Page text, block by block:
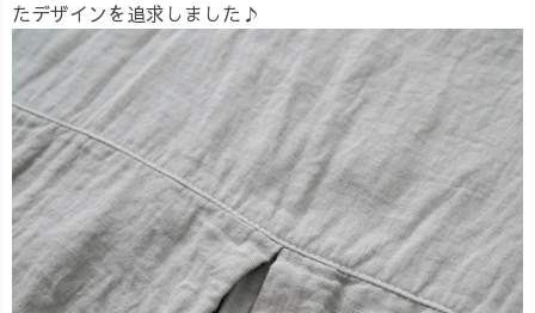
たデザインを追求しました♪